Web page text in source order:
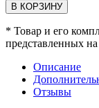
В КОРЗИНУ
* Товар и его
представленных на
Описание
Отзывы